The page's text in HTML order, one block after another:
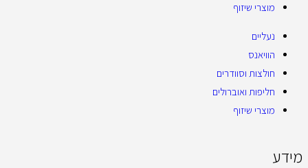
מוצרי שיזוף
נעליים
הוויאנס
חולצות וסוודרים
חליפות ואוברולים
מוצרי שיזוף
מידע